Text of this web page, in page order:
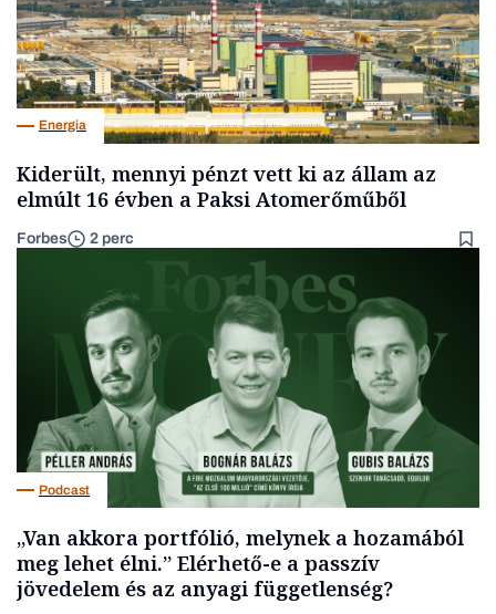
Energia
Kiderült, mennyi pénzt vett ki az állam az
elmúlt 16 évben a Paksi Atomerőműből
Forbes 2 perc
Podcast
„Van akkora portfólió, melynek a hozamából
meg lehet élni.” Elérhető-e a passzív
jövedelem és az anyagi függetlenség?